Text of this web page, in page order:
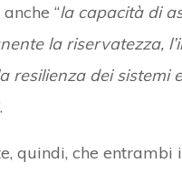
“la capacità di
la riservatezza,
resilienza dei sistemi
quindi, che entrambi